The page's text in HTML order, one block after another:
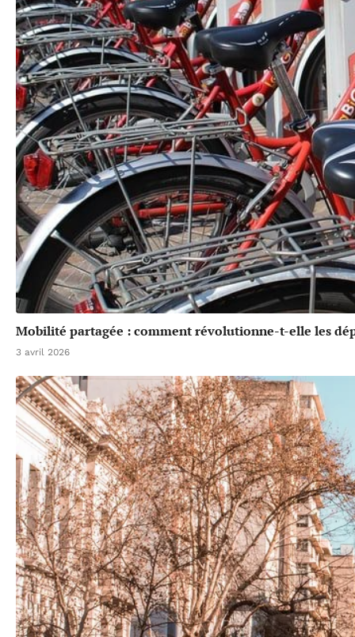
Mobilité partagée : comment révolutionne-t-elle les
3 avril 2026